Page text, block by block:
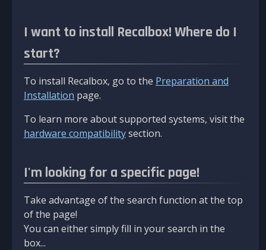
I want to install Recalbox! Where do I
start?
To install Recalbox, go to the Preparation and
Installation page.
To learn more about supported systems, visit the
hardware compatibilitysection.
I'm looking for a specific page!
Take advantage of the search function at the top
of the page!
You can either simply fill in your search in the
box...